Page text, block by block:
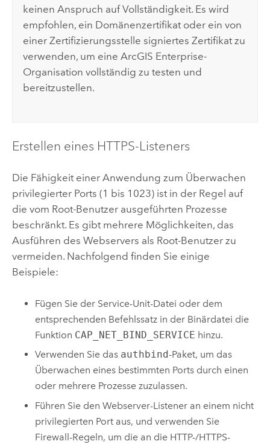
keinen Anspruch auf Vollständigkeit. Es wird
empfohlen, ein Domänenzertifikat oder ein von
einer Zertifizierungsstelle signiertes Zertifikat zu
verwenden, um eineArcGIS Enterprise-
Organisation vollständig zu testen und
bereitzustellen.
Erstellen eines HTTPS-Listeners
Die Fähigkeit einer Anwendung zum Überwachen
privilegierter Ports (1 bis 1023) ist in der Regel auf
die vom Root-Benutzer ausgeführten Prozesse
beschränkt. Es gibt mehrere Möglichkeiten, das
Ausführen des Webservers als Root-Benutzer zu
vermeiden. Nachfolgend finden Sie einige
Beispiele:
Fügen Sie der Service-Unit-Datei oder dem
entsprechenden Befehlssatz in der Binärdatei die
Funktion CAP_NET_BIND_SERVICE hinzu.
Verwenden Sie das authbind-Paket, um das
Überwachen eines bestimmten Ports durch einen
oder mehrere Prozesse zuzulassen.
Führen Sie den Webserver-Listener an einem nicht
privilegierten Port aus, und verwenden Sie
Firewall-Regeln, um die an die HTTP-/HTTPS-